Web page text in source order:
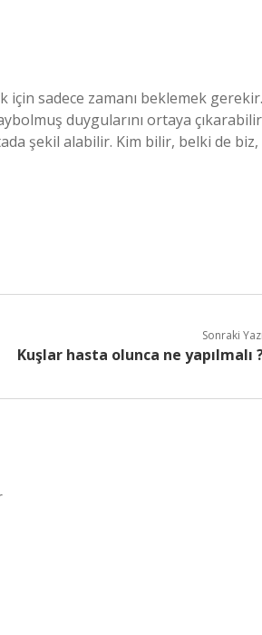
sadece zamanı beklemek gerekir.
duygularını ortaya
şekil alabilir. Kim bilir, belki de biz,
Sonraki Yazı
Kuşlar hasta olunca ne yapılmalı